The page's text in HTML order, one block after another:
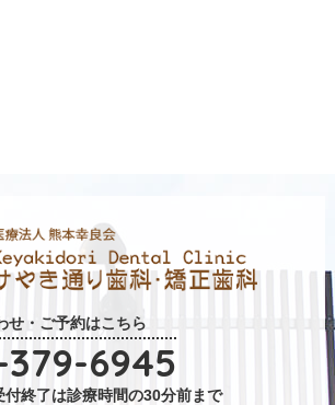
せ・ご予約はこちら
6945
付終了は診療時間の30分前まで